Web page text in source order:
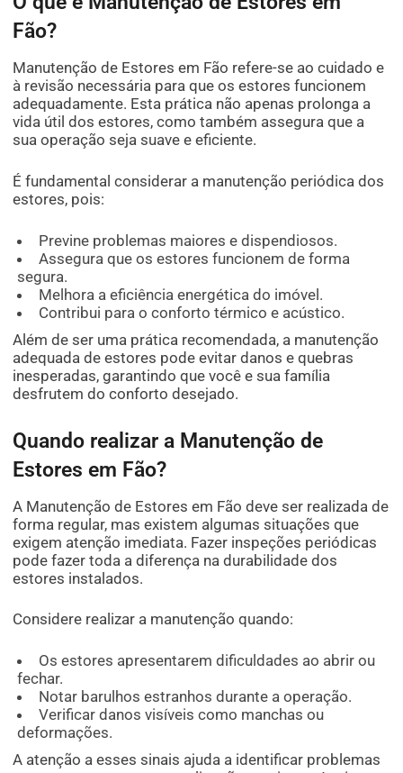
Fão?
Manutenção de Estores em Fão refere-se ao cuidado e
à revisão necessária para que os estores funcionem
adequadamente. Esta prática não apenas prolonga a
vida útil dos estores, como também assegura que a
sua operação seja suave e eficiente.
É fundamental considerar a manutenção periódica dos
estores, pois:
Previne problemas maiores e dispendiosos.
Assegura que os estores funcionem de forma
segura.
Melhora a eficiência energética do imóvel.
Contribui para o conforto térmico e acústico.
Além de ser uma prática recomendada, a manutenção
adequada de estores pode evitar danos e quebras
inesperadas, garantindo que você e sua família
desfrutem do conforto desejado.
Quando realizar a Manutenção de
Estores em Fão?
A Manutenção de Estores em Fão deve ser realizada de
forma regular, mas existem algumas situações que
exigem atenção imediata. Fazer inspeções periódicas
pode fazer toda a diferença na durabilidade dos
estores instalados.
Considere realizar a manutenção quando:
Os estores apresentarem dificuldades ao abrir ou
fechar.
Notar barulhos estranhos durante a operação.
Verificar danos visíveis como manchas ou
deformações.
A atenção a esses sinais ajuda a identificar problemas